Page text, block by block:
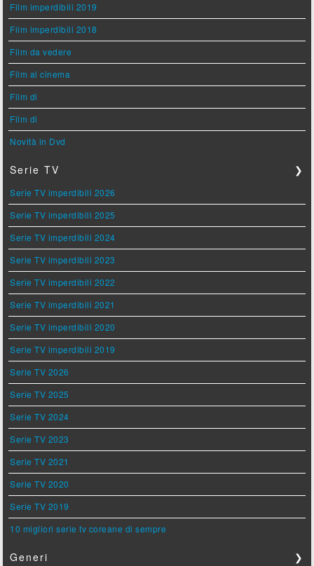
Film imperdibili 2019
Film imperdibili 2018
Film da vedere
Film al cinema
Film di
Film di
Novità in Dvd
Serie TV ❯
Serie TV imperdibili 2026
Serie TV imperdibili 2025
Serie TV imperdibili 2024
Serie TV imperdibili 2023
Serie TV imperdibili 2022
Serie TV imperdibili 2021
Serie TV imperdibili 2020
Serie TV imperdibili 2019
Serie TV 2026
Serie TV 2025
Serie TV 2024
Serie TV 2023
Serie TV 2021
Serie TV 2020
Serie TV 2019
10 migliori serie tv coreane di sempre
Generi ❯